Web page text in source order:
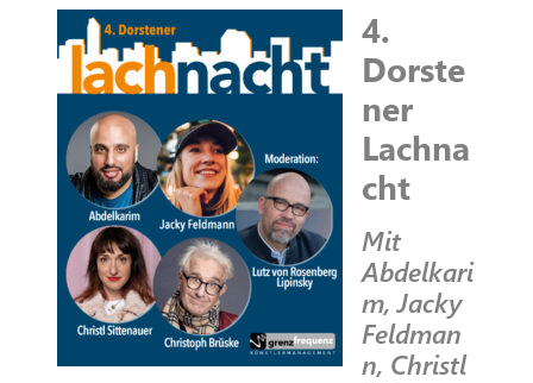
4.
Dorste
ner
Lachna
cht
Mit
Abdelkari
m, Jacky
Feldman
n, Christl